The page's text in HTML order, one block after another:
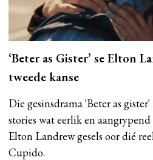
‘Beter as Gister’ se Elton
tweede kanse
Die gesinsdrama 'Beter as
stories wat eerlik en
Elton Landrew gesels oor dié
Cupido.